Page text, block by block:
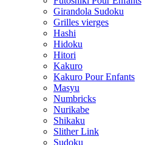
Girandola Sudoku
Grilles vierges
Hashi
Hidoku
Hitori
Kakuro
Kakuro Pour Enfants
Masyu
Numbricks
Nurikabe
Shikaku
Slither Link
Sudoku